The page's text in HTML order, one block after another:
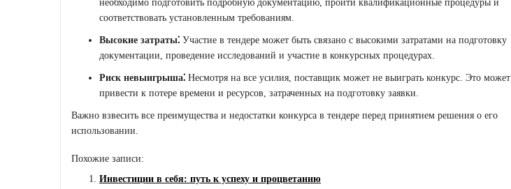
необходимо подготовить подробную документацию, пройти квалификационные процедуры и
соответствовать установленным требованиям.
Высокие затраты⁚ Участие в тендере может быть связано с высокими затратами на подготовку
документации, проведение исследований и участие в конкурсных процедурах.
Риск невыигрыша⁚ Несмотря на все усилия, поставщик может не выиграть конкурс. Это может
привести к потере времени и ресурсов, затраченных на подготовку заявки.
Важно взвесить все преимущества и недостатки конкурса в тендере перед принятием решения о его
использовании.
Похожие записи:
Инвестиции в себя: путь к успеху и процветанию